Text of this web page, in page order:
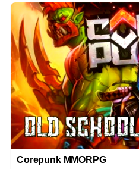
Corepunk MMORPG